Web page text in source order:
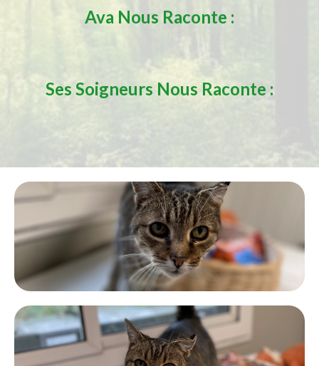
Ava Nous Raconte :
Ses Soigneurs Nous Raconte :